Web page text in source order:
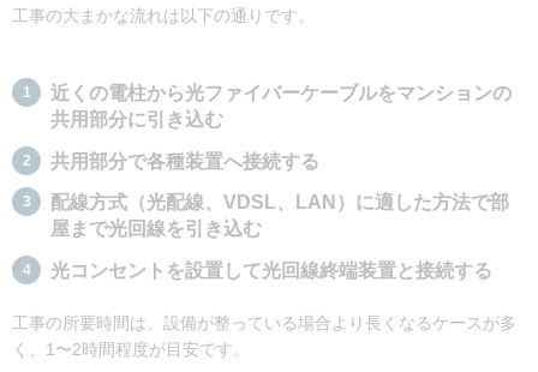
工事の大まかな流れは以下の通りです。
近くの電柱から光ファイバーケーブルをマンションの
共用部分に引き込む
共用部分で各種装置へ接続する
配線方式（光配線、VDSL、LAN）に適した方法で部
屋まで光回線を引き込む
光コンセントを設置して光回線終端装置と接続する
工事の所要時間は、設備が整っている場合より長くなるケースが多
く、1〜2時間程度が目安です。